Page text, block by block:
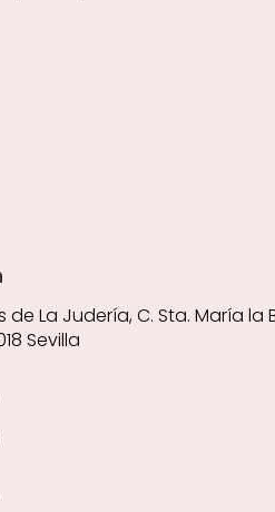
de La Judería, C. Sta. María la
Sevilla